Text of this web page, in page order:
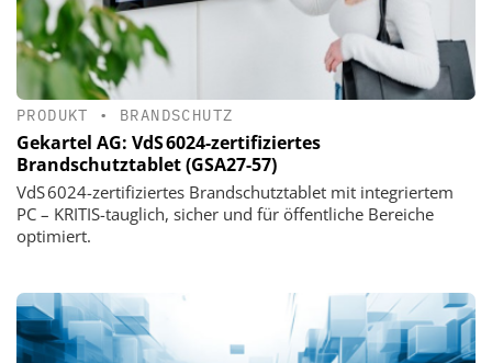
PRODUKT • BRANDSCHUTZ
Gekartel AG: VdS 6024-zertifiziertes
Brandschutztablet (GSA27-57)
VdS 6024-zertifiziertes Brandschutztablet mit integriertem
PC – KRITIS-tauglich, sicher und für öffentliche Bereiche
optimiert.